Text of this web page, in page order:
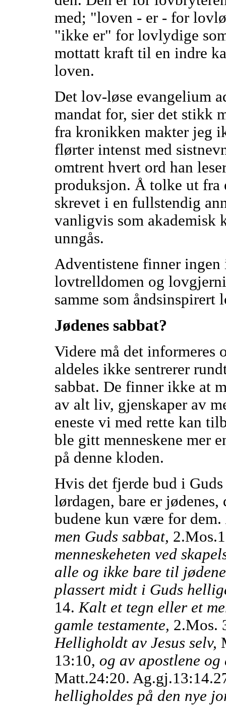
med; "loven - er - for
"ikke er" for lovlydige
mottatt kraft til en indre
loven.
Det lov-løse evangelium
mandat for, sier det stikk
fra kronikken makter jeg
flørter intenst med
omtrent hvert ord han
produksjon. Å tolke ut fra
skrevet i en fullstendig
vanligvis som akademisk
unngås.
Adventistene finner
lovtrelldomen og
samme som åndsinspirert
Jødenes sabbat?
Videre må det informeres
aldeles ikke sentrerer
sabbat. De finner ikke at
av alt liv, gjenskaper av
eneste vi med rette kan
ble gitt menneskene mer
på denne kloden.
Hvis det fjerde bud i
lørdagen, bare er
budene kun være for dem.
men Guds sabbat,
menneskeheten ved
alle og ikke bare til
plassert midt i Guds
14.Kalt et tegn eller et
gamle testamente, 2.Mos.
Helligholdt av Jesus selv,
13:10, og av apostlene
Matt.24:20.
helligholdes på den nye